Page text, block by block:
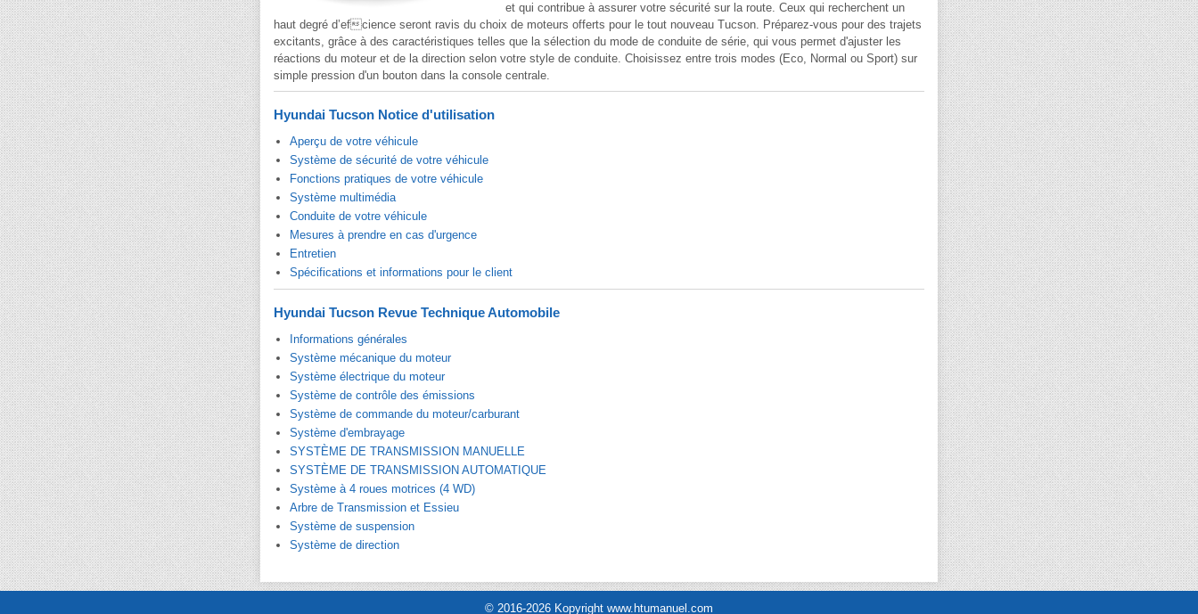
et qui contribue à assurer votre sécurité sur la route. Ceux qui recherchent un
haut degré d’efcience seront ravis du choix de moteurs offerts pour le tout nouveau Tucson. Préparez-vous pour des trajets
excitants, grâce à des caractéristiques telles que la sélection du mode de conduite de série, qui vous permet d'ajuster les
réactions du moteur et de la direction selon votre style de conduite. Choisissez entre trois modes (Eco, Normal ou Sport) sur
simple pression d'un bouton dans la console centrale.
Hyundai Tucson Notice d'utilisation
Aperçu de votre véhicule
Système de sécurité de votre véhicule
Fonctions pratiques de votre véhicule
Système multimédia
Conduite de votre véhicule
Mesures à prendre en cas d'urgence
Entretien
Spécifications et informations pour le client
Hyundai Tucson Revue Technique Automobile
Informations générales
Système mécanique du moteur
Système électrique du moteur
Système de contrôle des émissions
Système de commande du moteur/carburant
Système d'embrayage
SYSTÈME DE TRANSMISSION MANUELLE
SYSTÈME DE TRANSMISSION AUTOMATIQUE
Système à 4 roues motrices (4 WD)
Arbre de Transmission et Essieu
Système de suspension
Système de direction
© 2016-2026 Kopyright www.htumanuel.com